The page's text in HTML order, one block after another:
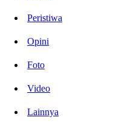
Peristiwa
Opini
Foto
Video
Lainnya